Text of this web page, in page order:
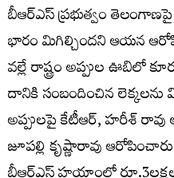
బీఆర్ఎస్ ప్రభుత్వం తెలంగాణపై
భారం మిగిల్చిందని ఆయన
వల్లే రాష్ట్రం అప్పుల ఊబిలో
దానికి సంబందించిన లెక్కలను
అప్పులపై కేటీఆర్‌, హరీశ్ రావు
జూపల్లి కృష్ణారావు